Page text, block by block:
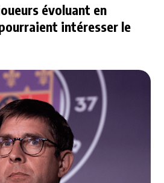
évoluant en
intéresser le